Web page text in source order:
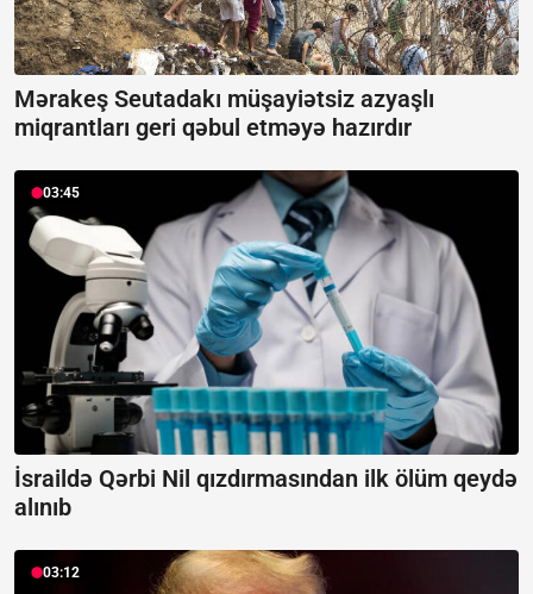
Mərakeş Seutadakı müşayiətsiz azyaşlı
miqrantları geri qəbul etməyə hazırdır
03:45
İsraildə Qərbi Nil qızdırmasından ilk ölüm qeydə
alınıb
03:12